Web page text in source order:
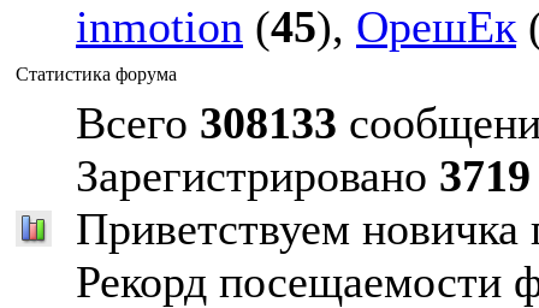
inmotion (45), ОрешЕк
Статистика форума
Всего 308133
Зарегистрировано 3719
Приветствуем
Рекорд посещаемости